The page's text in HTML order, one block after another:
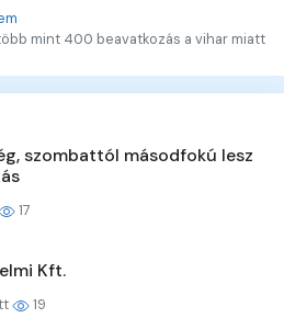
mint 400 beavatkozás a vihar miatt
szombattól másodfokú lesz
17
Kft.
19